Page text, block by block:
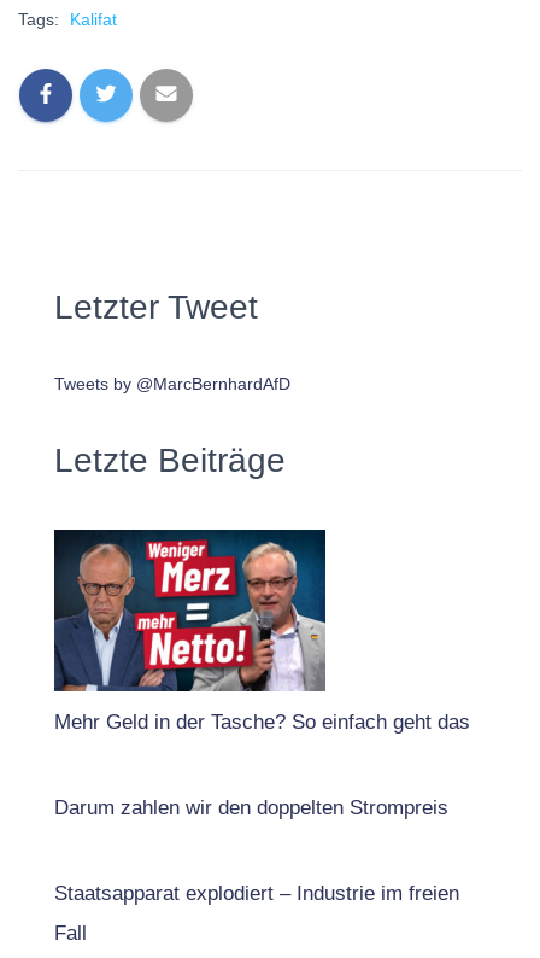
Tags: Kalifat
Letzter Tweet
Tweets by @MarcBernhardAfD
Letzte Beiträge
Mehr Geld in der Tasche? So einfach geht das
Darum zahlen wir den doppelten Strompreis
Staatsapparat explodiert – Industrie im freien
Fall